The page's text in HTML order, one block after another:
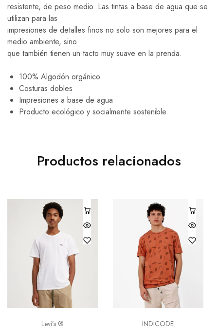
resistente, de peso medio. Las tintas a base de agua que se
utilizan para las
impresiones de detalles finos no solo son mejores para el
medio ambiente, sino
que también tienen un tacto muy suave en la prenda.
100% Algodón orgánico
Costuras dobles
Impresiones a base de agua
Producto ecológico y socialmente sostenible.
Productos relacionados
Levi’s ® INDICODE